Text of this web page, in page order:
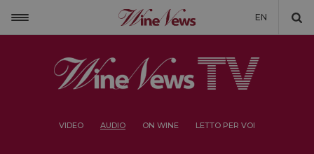
EN
VIDEO AUDIO ON WINE LETTO PER VOI